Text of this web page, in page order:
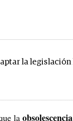
la
la